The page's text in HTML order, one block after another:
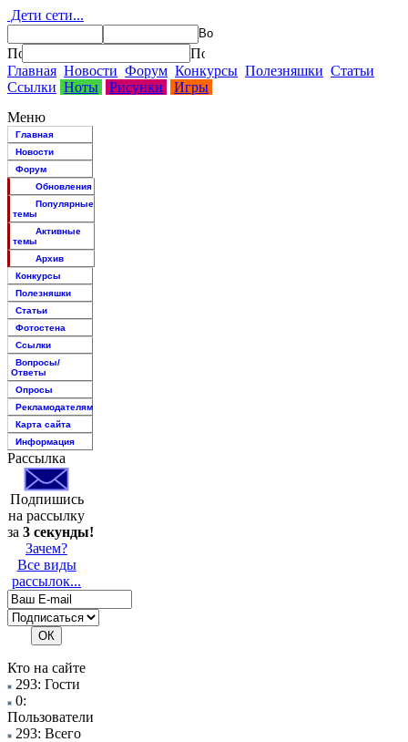
Дети сети...
Главная Новости Форум Конкурсы Полезняшки Статьи
Ссылки Ноты Рисунки
Игры
Меню
Главная
Новости
Форум
Обновления
Популярные
темы
Активные
темы
Архив
Конкурсы
Полезняшки
Статьи
Фотостена
Ссылки
Вопросы/
Ответы
Опросы
Рекламодателям
Карта сайта
Информация
Рассылка
Подпишись
на рассылку
за 3 секунды!
Зачем?
Все виды
рассылок...
Кто на сайте
293: Гости
0:
Пользователи
293: Всего